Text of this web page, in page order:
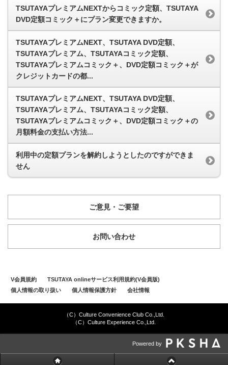
TSUTAYAプレミアムNEXTからコミック定額、TSUTAYA
DVD定額コミック＋にプラン変更できますか。
TSUTAYAプレミアムNEXT、TSUTAYA DVD定額、
TSUTAYAプレミアム、TSUTAYAコミック定額、
TSUTAYAプレミアムコミック＋、DVD定額コミック＋が
クレジットカードの都...
TSUTAYAプレミアムNEXT、TSUTAYA DVD定額、
TSUTAYAプレミアム、TSUTAYAコミック定額、
TSUTAYAプレミアムコミック＋、DVD定額コミック＋の
月額料金の支払い方法...
利用中の定額プランを解約しようとしたのですができま
せん
ご意見・ご要望
お問い合わせ
V会員規約
TSUTAYA onlineサービス利用規約(V会員版)
個人情報の取り扱い
個人情報保護方針 会社情報
（C）Culture Convenience Club Co.,Ltd.
（C）Culture Experience Co.,Ltd.
Powered by